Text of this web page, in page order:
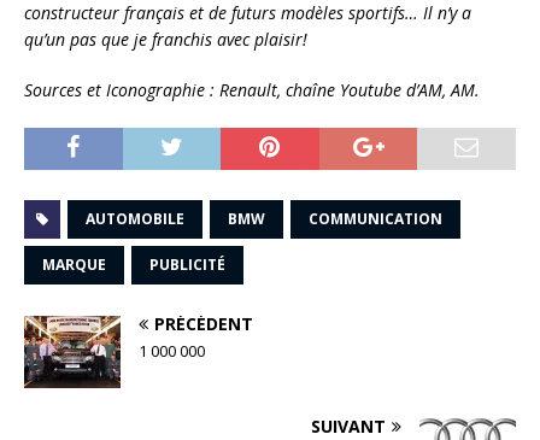
constructeur français et de futurs modèles sportifs… Il n’y a
qu’un pas que je franchis avec plaisir!
Sources et Iconographie : Renault, chaîne Youtube d’AM, AM.
AUTOMOBILE BMW COMMUNICATION
MARQUE PUBLICITÉ
PRÉCÉDENT
1 000 000
SUIVANT